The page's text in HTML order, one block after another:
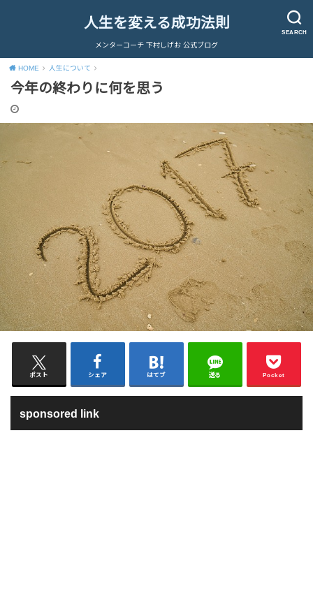
SEARCH
人生を変える成功法則
メンターコーチ 下村しげお 公式ブログ
HOME 人生について
今年の終わりに何を思う
ポスト シェア はてブ 送る Pocket
sponsored link